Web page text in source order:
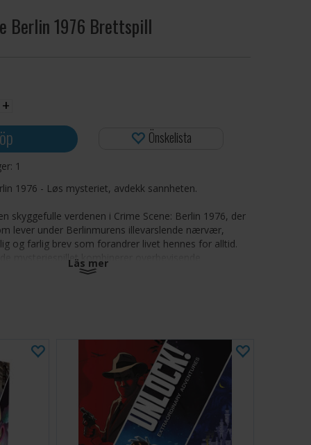
Berlin 1976 Brettspill
+
1
Önskelista
1976 - Løs mysteriet, avdekk sannheten.
skyggefulle verdenen i Crime Scene: Berlin 1976, der
lever under Berlinmurens illevarslende nærvær,
og farlig brev som forandrer livet hennes for alltid.
mysteriespillet kombinerer overbevisende
detaljerte åstedsbilder og intrikate gåter, og inviterer
av den anerkjente finske forfatteren Arttu
spill byr på en unik krimfortelling som vil utfordre
Etter hvert som du løser gåtene, trekkes du
avdekker hemmeligheter og kommer nærmere en
i et detaljrikt åsted og en gripende historie
gåter som bringer deg nærmere sannheten
unik fortelling skrevet av Arttu Tuominen
Läs mer